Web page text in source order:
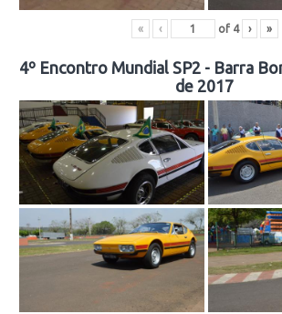
« ‹ of 4 › »
4º Encontro Mundial SP2 - Barra
de 2017